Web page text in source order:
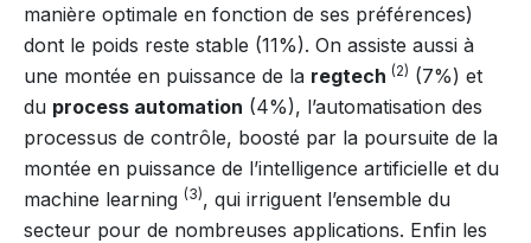
manière optimale en fonction de ses préférences)
dont le poids reste stable (11%). On assiste aussi à
une montée en puissance de la regtech (2) (7%) et
du process automation (4%), l’automatisation des
processus de contrôle, boosté par la poursuite de la
montée en puissance de l’intelligence artificielle et du
machine learning (3), qui irriguent l’ensemble du
secteur pour de nombreuses applications. Enfin les